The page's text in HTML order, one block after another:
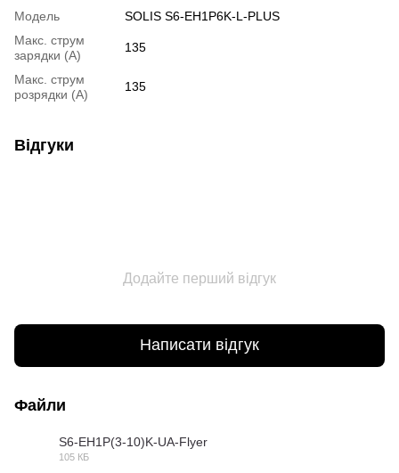
Модель
SOLIS S6-EH1P6K-L-PLUS
Макс. струм
зарядки (A)
135
Макс. струм
розрядки (A)
135
Відгуки
Додайте перший відгук
Написати відгук
Файли
S6-EH1P(3-10)K-UA-Flyer
105 КБ